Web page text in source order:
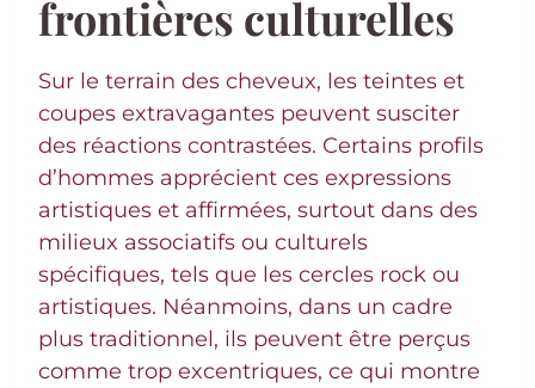
frontières culturelles
Sur le terrain des cheveux, les teintes et
coupes extravagantes peuvent susciter
des réactions contrastées. Certains profils
d’hommes apprécient ces expressions
artistiques et affirmées, surtout dans des
milieux associatifs ou culturels
spécifiques, tels que les cercles rock ou
artistiques. Néanmoins, dans un cadre
plus traditionnel, ils peuvent être perçus
comme trop excentriques, ce qui montre